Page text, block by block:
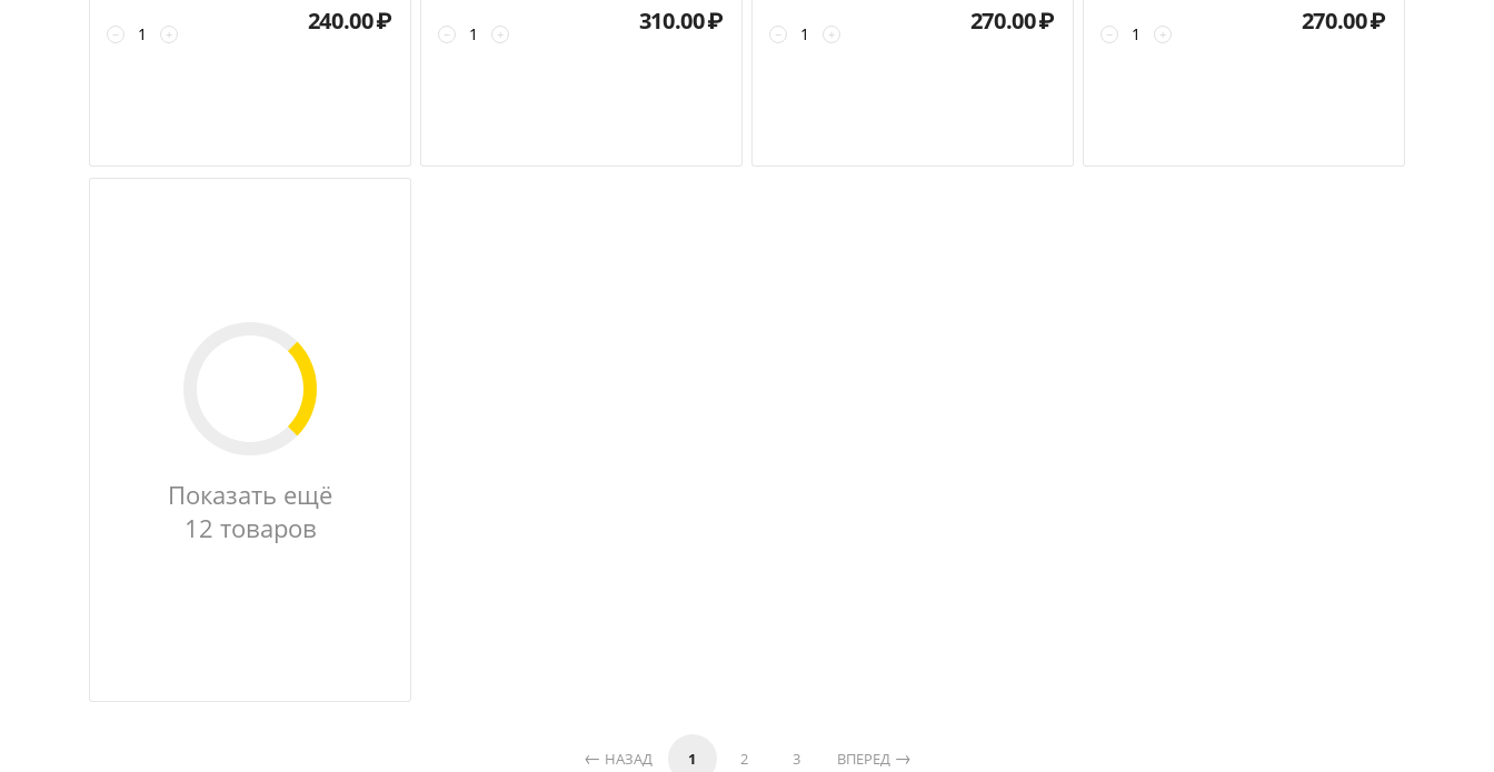
+
− 240.00₽ +
− 310.00₽ +
− 270.00₽ +
− 270.00₽
Показать ещё
12 товаров
НАЗАД 1 2 3 ВПЕРЕД